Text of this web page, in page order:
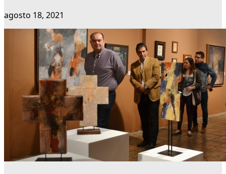
agosto 18, 2021